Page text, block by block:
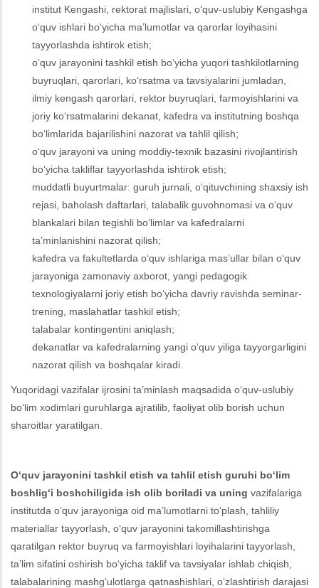
institut Kengashi, rektorat majlislari, o‘quv-uslubiy Kengashga
o‘quv ishlari bo‘yicha ma’lumotlar va qarorlar loyihasini
tayyorlashda ishtirok etish;
o‘quv jarayonini tashkil etish bo‘yicha yuqori tashkilotlarning
buyruqlari, qarorlari, ko‘rsatma va tavsiyalarini jumladan,
ilmiy kengash qarorlari, rektor buyruqlari, farmoyishlarini va
joriy ko‘rsatmalarini dekanat, kafedra va institutning boshqa
bo‘limlarida bajarilishini nazorat va tahlil qilish;
o‘quv jarayoni va uning moddiy-texnik bazasini rivojlantirish
bo‘yicha takliflar tayyorlashda ishtirok etish;
muddatli buyurtmalar: guruh jurnali, o‘qituvchining shaxsiy ish
rejasi, baholash daftarlari, talabalik guvohnomasi va o‘quv
blankalari bilan tegishli bo‘limlar va kafedralarni
ta’minlanishini nazorat qilish;
kafedra va fakultetlarda o‘quv ishlariga mas’ullar bilan o‘quv
jarayoniga zamonaviy axborot, yangi pedagogik
texnologiyalarni joriy etish bo‘yicha davriy ravishda seminar-
trening, maslahatlar tashkil etish;
talabalar kontingentini aniqlash;
dekanatlar va kafedralarning yangi o‘quv yiliga tayyorgarligini
nazorat qilish va boshqalar kiradi.
Yuqoridagi vazifalar ijrosini ta’minlash maqsadida o‘quv-uslubiy
bo‘lim xodimlari guruhlarga ajratilib, faoliyat olib borish uchun
sharoitlar yaratilgan.
O‘quv jarayonini tashkil etish va tahlil etish guruhi bo‘lim
boshlig‘i boshchiligida ish olib boriladi va uning vazifalariga
institutda o‘quv jarayoniga oid ma’lumotlarni to‘plash, tahliliy
materiallar tayyorlash, o‘quv jarayonini takomillashtirishga
qaratilgan rektor buyruq va farmoyishlari loyihalarini tayyorlash,
ta’lim sifatini oshirish bo‘yicha taklif va tavsiyalar ishlab chiqish,
talabalarining mashg‘ulotlarga qatnashishlari, o‘zlashtirish darajasi